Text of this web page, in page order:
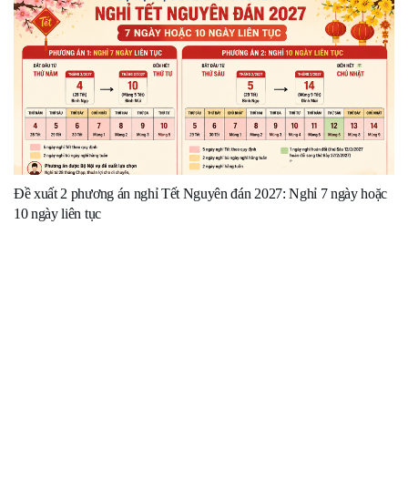
Đề xuất 2 phương án nghỉ Tết Nguyên đán 2027: Nghỉ 7 ngày hoặc
10 ngày liên tục